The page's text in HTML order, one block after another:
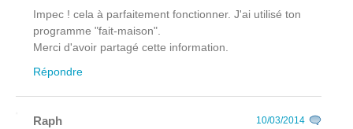
Impec ! cela à parfaitement fonctionner. J'ai utilisé ton
programme "fait-maison".
Merci d'avoir partagé cette information.
Répondre
Raph 10/03/2014